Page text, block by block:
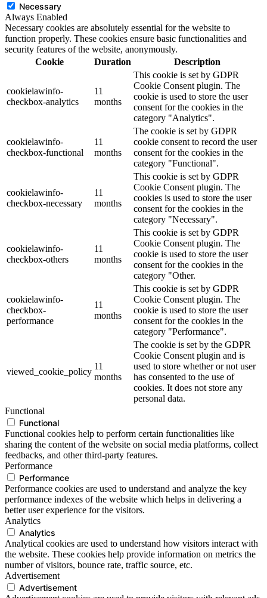
Necessary
Always Enabled
Necessary cookies are absolutely essential for the website to
function properly. These cookies ensure basic functionalities and
security features of the website, anonymously.
Cookie
Duration Description
cookielawinfo-
checkbox-analytics
11
months
This cookie is set by GDPR
Cookie Consent plugin. The
cookie is used to store the user
consent for the cookies in the
category "Analytics".
cookielawinfo-
checkbox-functional
11
months
The cookie is set by GDPR
cookie consent to record the user
consent for the cookies in the
category "Functional".
cookielawinfo-
checkbox-necessary
11
months
This cookie is set by GDPR
Cookie Consent plugin. The
cookies is used to store the user
consent for the cookies in the
category "Necessary".
cookielawinfo-
checkbox-others
11
months
This cookie is set by GDPR
Cookie Consent plugin. The
cookie is used to store the user
consent for the cookies in the
category "Other.
cookielawinfo-
checkbox-
performance
11
months
This cookie is set by GDPR
Cookie Consent plugin. The
cookie is used to store the user
consent for the cookies in the
category "Performance".
viewed_cookie_policy
11
months
The cookie is set by the GDPR
Cookie Consent plugin and is
used to store whether or not user
has consented to the use of
cookies. It does not store any
personal data.
Functional
Functional
Functional cookies help to perform certain functionalities like
sharing the content of the website on social media platforms, collect
feedbacks, and other third-party features.
Performance
Performance
Performance cookies are used to understand and analyze the key
performance indexes of the website which helps in delivering a
better user experience for the visitors.
Analytics
Analytics
Analytical cookies are used to understand how visitors interact with
the website. These cookies help provide information on metrics the
number of visitors, bounce rate, traffic source, etc.
Advertisement
Advertisement